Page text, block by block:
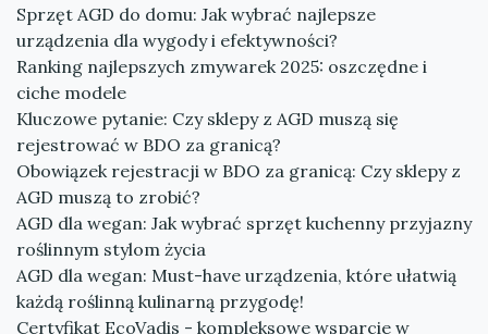
Sprzęt AGD do domu: Jak wybrać najlepsze
urządzenia dla wygody i efektywności?
Ranking najlepszych zmywarek 2025: oszczędne i
ciche modele
Kluczowe pytanie: Czy sklepy z AGD muszą się
rejestrować w BDO za granicą?
Obowiązek rejestracji w BDO za granicą: Czy sklepy z
AGD muszą to zrobić?
AGD dla wegan: Jak wybrać sprzęt kuchenny przyjazny
roślinnym stylom życia
AGD dla wegan: Must-have urządzenia, które ułatwią
każdą roślinną kulinarną przygodę!
Certyfikat EcoVadis - kompleksowe wsparcie w